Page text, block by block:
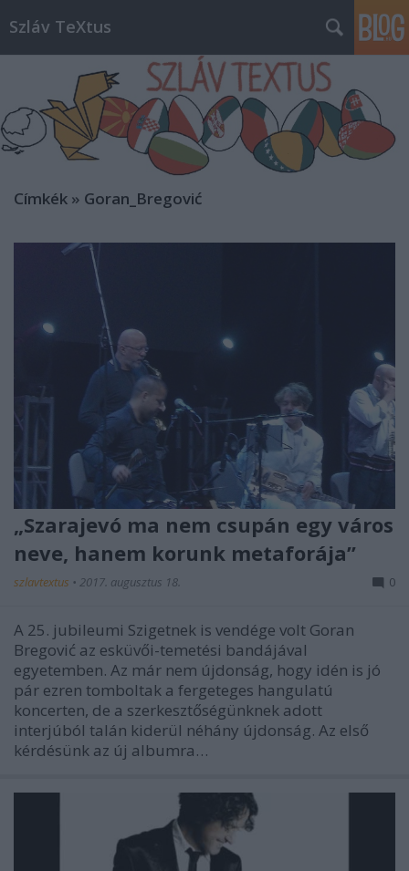
Szláv TeXtus
Címkék » Goran_Bregović
„Szarajevó ma nem csupán egy város
neve, hanem korunk metaforája”
szlavtextus • 2017. augusztus 18. 0
A 25. jubileumi Szigetnek is vendége volt Goran
Bregović az esküvői-temetési bandájával
egyetemben. Az már nem újdonság, hogy idén is jó
pár ezren tomboltak a fergeteges hangulatú
koncerten, de a szerkesztőségünknek adott
interjúból talán kiderül néhány újdonság. Az első
kérdésünk az új albumra…